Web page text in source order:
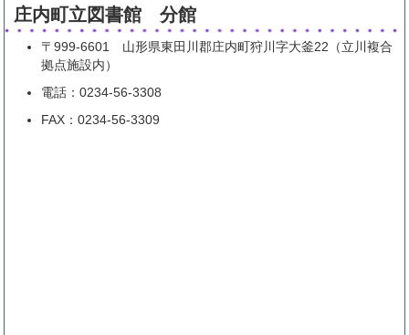
庄内町立図書館 分館
〒999-6601 山形県東田川郡庄内町狩川字大釜22（立川複合
拠点施設内）
電話：0234-56-3308
FAX：0234-56-3309